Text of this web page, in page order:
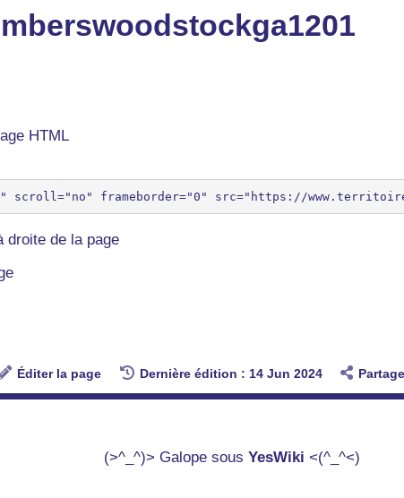
HTML
droite de la page
Éditer la page Dernière édition : 14 Jun 2024
(>^_^)> Galope sous YesWiki <(^_^<)